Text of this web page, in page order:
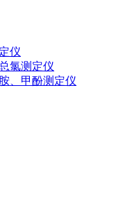
仪
氯测定仪
、甲酚测定仪